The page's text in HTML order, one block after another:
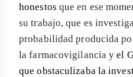
honestos que en ese
su trabajo, que es
probabilidad producida
la farmacovigilancia yel
que obstaculizaba la